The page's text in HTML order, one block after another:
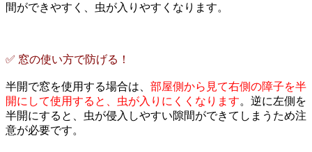
間ができやすく、虫が入りやすくなります。
✅ 窓の使い方で防げる！
半開で窓を使用する場合は、 部屋側から見て右側の障子を半
開にして使用すると、虫が入りにくくなります。逆に左側を
半開にすると、虫が侵入しやすい隙間ができてしまうため注
意が必要です。